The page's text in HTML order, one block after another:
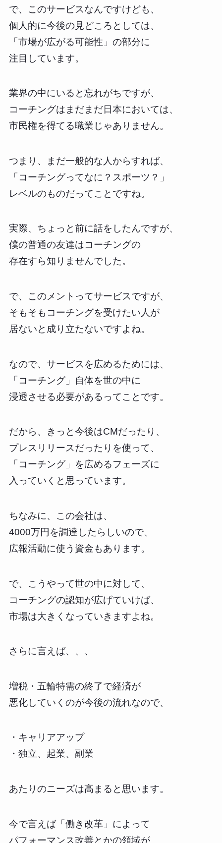
で、このサービスなんですけども、
個人的に今後の見どころとしては、
「市場が広がる可能性」の部分に
注目しています。
業界の中にいると忘れがちですが、
コーチングはまだまだ日本においては、
市民権を得てる職業じゃありません。
つまり、まだ一般的な人からすれば、
「コーチングってなに？スポーツ？」
レベルのものだってことですね。
実際、ちょっと前に話をしたんですが、
僕の普通の友達はコーチングの
存在すら知りませんでした。
で、このメントってサービスですが、
そもそもコーチングを受けたい人が
居ないと成り立たないですよね。
なので、サービスを広めるためには、
「コーチング」自体を世の中に
浸透させる必要があるってことです。
だから、きっと今後はCMだったり、
プレスリリースだったりを使って、
「コーチング」を広めるフェーズに
入っていくと思っています。
ちなみに、この会社は、
4000万円を調達したらしいので、
広報活動に使う資金もあります。
で、こうやって世の中に対して、
コーチングの認知が広げていけば、
市場は大きくなっていきますよね。
さらに言えば、、、
増税・五輪特需の終了で経済が
悪化していくのが今後の流れなので、
・キャリアアップ
・独立、起業、副業
あたりのニーズは高まると思います。
今で言えば「働き改革」によって
パフォーマンス改善とかの領域が